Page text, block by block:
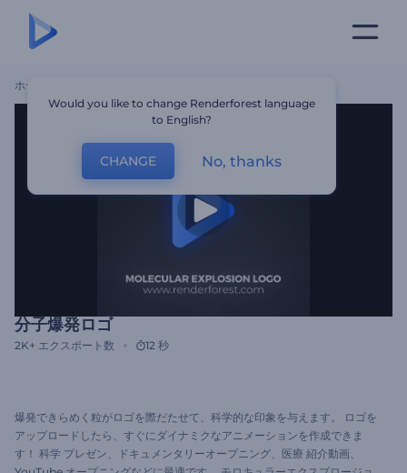
ホーム
分子爆発ロゴ
2K+ エクスポート数 12 秒
爆発できらめく粒がロゴを際だたせて、科学的な印象を与えます。 ロゴを
アップロードしたら、すぐにダイナミクなアニメーションを作成できま
す！ 科学 プレゼン、ドキュメンタリーオープニング、医療 紹介動画、
Would you like to change Renderforest language
to English?
CHANGE No, thanks